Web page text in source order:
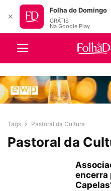
Tags Pastoral da Cultura
Pastoral da
encerra
✕
Folha do Domingo
GRÁTIS
Na Google Play